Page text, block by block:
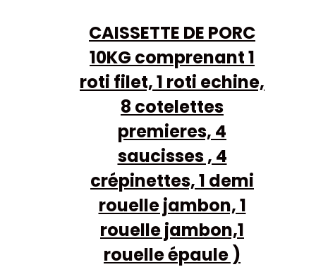
CAISSETTE DE PORC
10KG comprenant 1
roti filet, 1 roti echine,
8 cotelettes
premieres, 4
saucisses , 4
crépinettes, 1 demi
rouelle jambon, 1
rouelle jambon,1
rouelle épaule )